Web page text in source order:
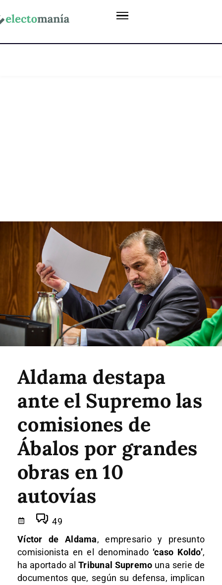
Aldama destapa
ante el Supremo las
comisiones de
Ábalos por grandes
obras en 10
autovías
49
Víctor de Aldama, empresario y presunto
comisionista en el denominado ‘caso Koldo’,
ha aportado alTribunal Supremo una serie de
documentos que, según su defensa, implican